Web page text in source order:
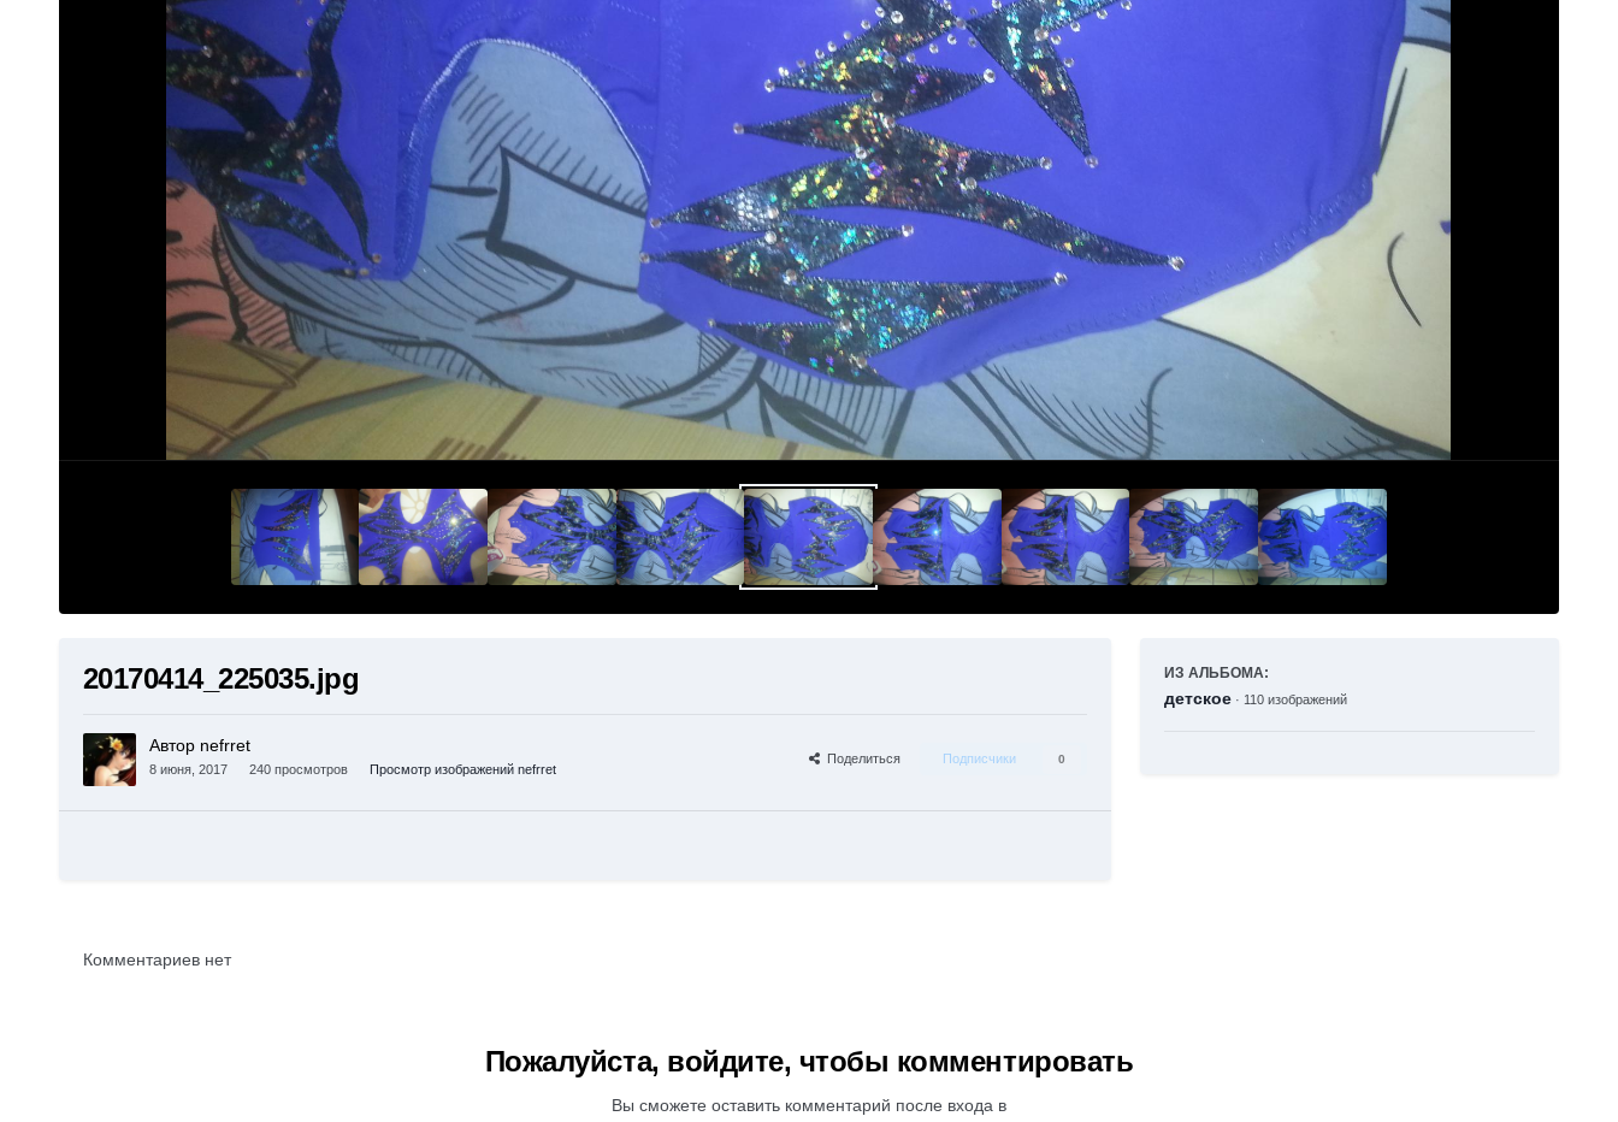
20170414_225035.jpg
Автор nefrret
8 июня, 2017 240 просмотров Просмотр изображений nefrret
Поделиться Подписчики 0
ИЗ АЛЬБОМА:
детское · 110 изображений
Комментариев нет
Пожалуйста, войдите, чтобы комментировать
Вы сможете оставить комментарий после входа в